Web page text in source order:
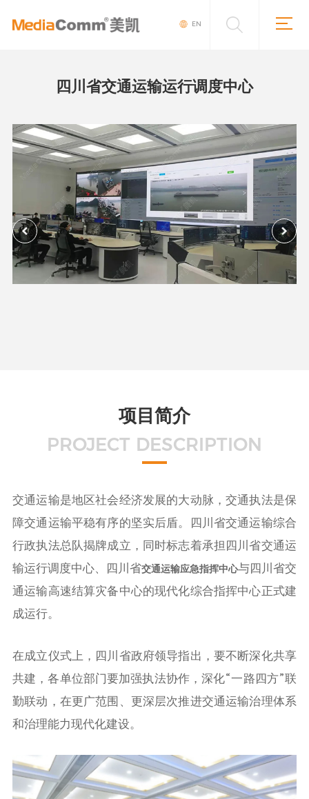
EN
四川省交通运输运行调度中心
项目简介
PROJECT DESCRIPTION
交通运输是地区社会经济发展的大动脉，交通执法是保
障交通运输平稳有序的坚实后盾。四川省交通运输综合
行政执法总队揭牌成立，同时标志着承担四川省交通运
输运行调度中心、四川省交通运输应急指挥中心与四川省交
通运输高速结算灾备中心的现代化综合指挥中心正式建
成运行。
在成立仪式上，四川省政府领导指出，要不断深化共享
共建，各单位部门要加强执法协作，深化“一路四方”联
勤联动，在更广范围、更深层次推进交通运输治理体系
和治理能力现代化建设。